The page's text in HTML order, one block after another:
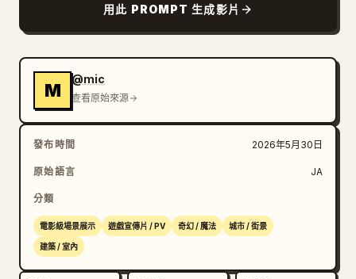
用此 PROMPT 生成影片
M
@mic
查看原始來源
發布時間 2026年5月30日
原始語言 JA
分類
電影級場景展示 遊戲宣傳片 / PV 奇幻 / 魔法 城市 / 街景
建築 / 室內